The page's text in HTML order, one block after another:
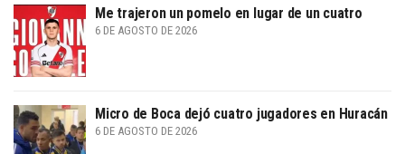
Me trajeron un pomelo en lugar de un cuatro
6 DE AGOSTO DE 2026
Micro de Boca dejó cuatro jugadores en Huracán
6 DE AGOSTO DE 2026